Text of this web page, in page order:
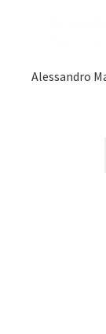
Alessandro